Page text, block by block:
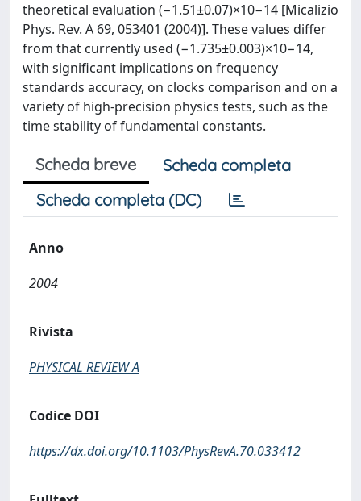
theoretical evaluation (−1.51±0.07)×10−14 [Micalizio
Phys. Rev. A 69, 053401 (2004)]. These values differ
from that currently used (−1.735±0.003)×10−14,
with significant implications on frequency
standards accuracy, on clocks comparison and on a
variety of high-precision physics tests, such as the
time stability of fundamental constants.
Scheda breve
Scheda completa
Scheda completa (DC)
Anno
2004
Rivista
PHYSICAL REVIEW A
Codice DOI
https://dx.doi.org/10.1103/PhysRevA.70.033412